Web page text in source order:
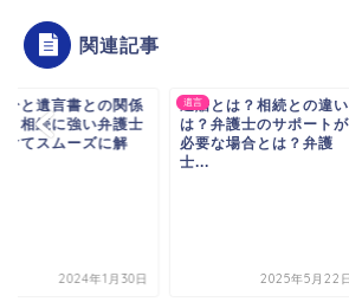
関連記事
分と遺言書との関係
？相続に強い弁護士
けてスムーズに解
2024年1月30日
遺言
遺贈とは？相続との違い
は？弁護士のサポートが
必要な場合とは？弁護
士...
2025年5月22